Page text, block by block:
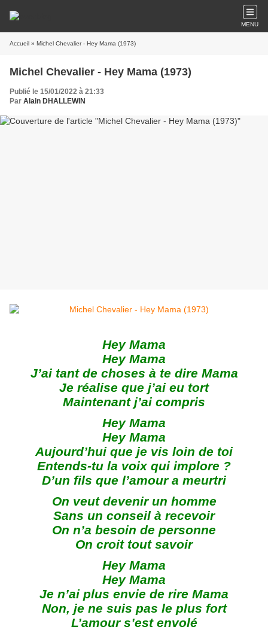
MENU
Accueil » Michel Chevalier - Hey Mama (1973)
Michel Chevalier - Hey Mama (1973)
Publié le 15/01/2022 à 21:33
Par Alain DHALLEWIN
Hey Mama
Hey Mama
J’ai tant de choses à te dire Mama
Je réalise que j’ai eu tort
Maintenant j’ai compris
Hey Mama
Hey Mama
Aujourd’hui que je vis loin de toi
Entends-tu la voix qui implore ?
D’un fils que l’amour a meurtri
On veut devenir un homme
Sans un conseil à recevoir
On n’a besoin de personne
On croit tout savoir
Hey Mama
Hey Mama
Je n’ai plus envie de rire Mama
Non, je ne suis pas le plus fort
L’amour s’est envolé